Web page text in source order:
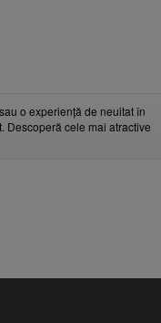
o experiență de neuitat în
Descoperă cele mai atractive